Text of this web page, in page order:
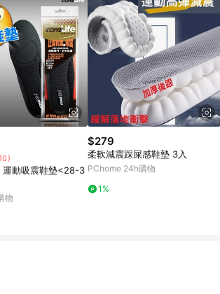
運動吸震鞋墊<28-3
物
$279
柔軟減震踩屎感鞋墊 3入
PChome 24h購物
1%